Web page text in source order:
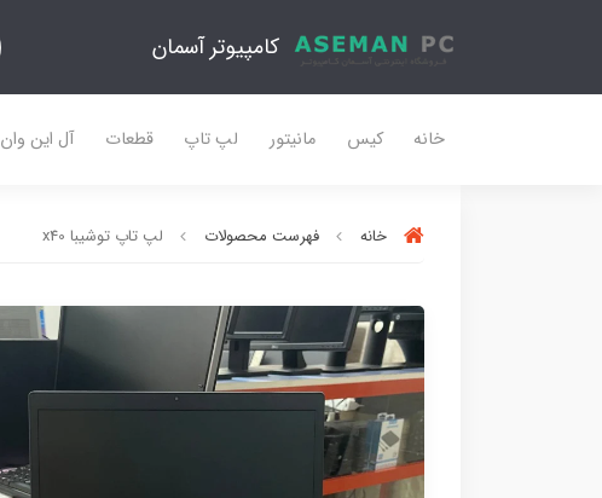
کامپیوتر آسمان
خانه کیس مانیتور لپ تاپ قطعات آل این وان
خانه فهرست محصولات لپ تاپ توشیبا x40